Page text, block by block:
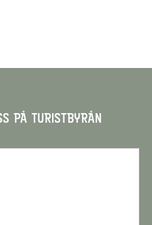
PÅ TURISTBYRÅN